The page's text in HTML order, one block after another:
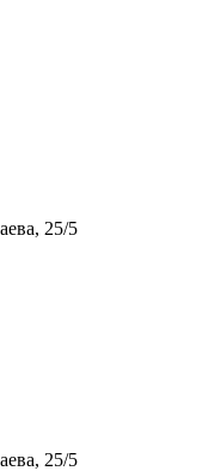
25/5
25/5